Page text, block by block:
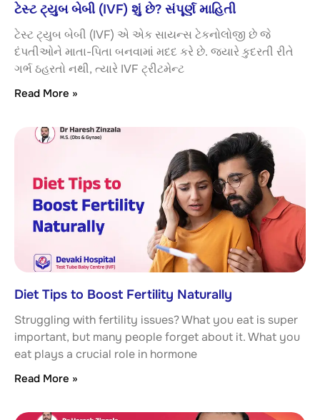
ટેસ્ટ ટ્યુબ બેબી (IVF) શું છે? સંપૂર્ણ માહિતી
ટેસ્ટ ટ્યુબ બેબી (IVF) એ એક સાયન્સ ટેકનોલોજી છે જે
દંપતીઓને માતા-પિતા બનવામાં મદદ કરે છે. જ્યારે કુદરતી રીતે
ગર્ભ ઠહરતો નથી, ત્યારે IVF ટ્રીટમેન્ટ
Read More »
Diet Tips to Boost Fertility Naturally
Struggling with fertility issues? What you eat is super
important, but many people forget about it. What you
eat plays a crucial role in hormone
Read More »